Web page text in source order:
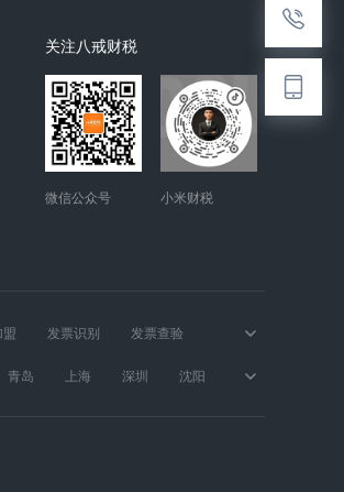
关注八戒财税
微信公众号 小米财税
发票识别
发票查验
青岛 上海 深圳
沈阳